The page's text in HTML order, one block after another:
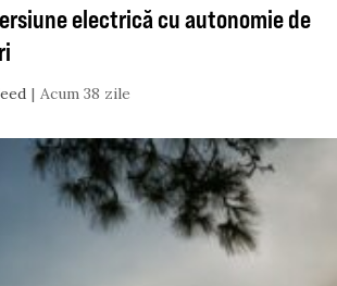
electrică cu autonomie de
Acum 38 zile